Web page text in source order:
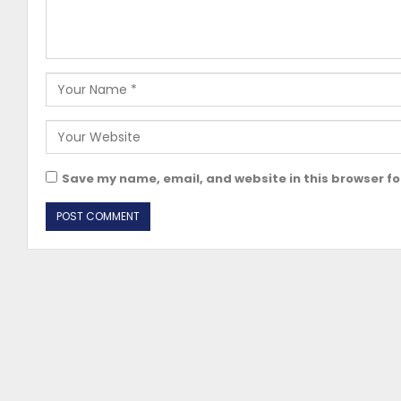
Save my name, email, and website in this browser